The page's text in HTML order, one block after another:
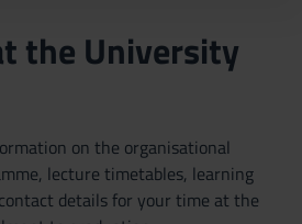
the University
on the organisational
lecture timetables, learning
details for your time at the